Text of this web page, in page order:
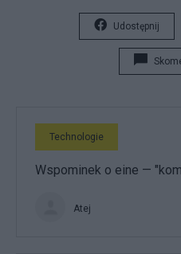
Udostępnij
Technologie
Wspominek o eine —
Atej